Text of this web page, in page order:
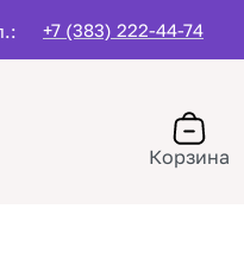
+7 (383) 222-44-74
Корзина